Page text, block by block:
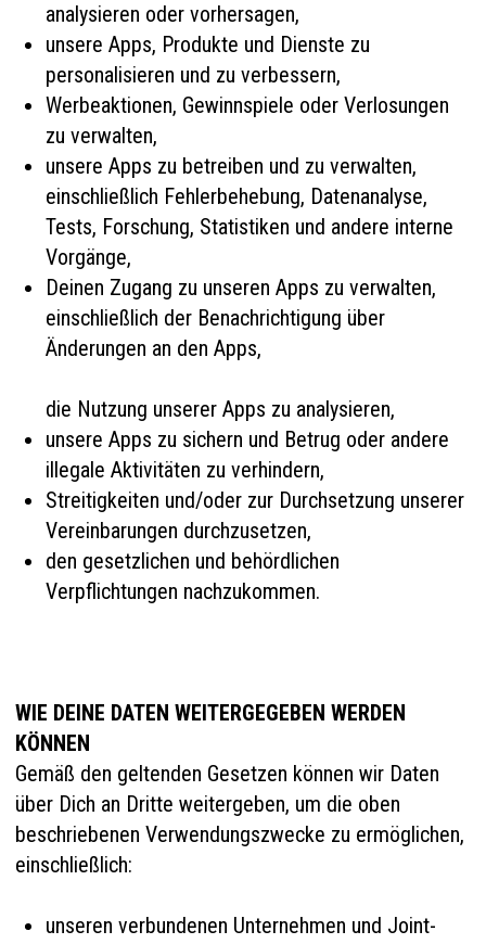
analysieren oder vorhersagen,
unsere Apps, Produkte und Dienste zu
personalisieren und zu verbessern,
Werbeaktionen, Gewinnspiele oder Verlosungen
zu verwalten,
unsere Apps zu betreiben und zu verwalten,
einschließlich Fehlerbehebung, Datenanalyse,
Tests, Forschung, Statistiken und andere interne
Vorgänge,
Deinen Zugang zu unseren Apps zu verwalten,
einschließlich der Benachrichtigung über
Änderungen an den Apps,
die Nutzung unserer Apps zu analysieren,
unsere Apps zu sichern und Betrug oder andere
illegale Aktivitäten zu verhindern,
Streitigkeiten und/oder zur Durchsetzung unserer
Vereinbarungen durchzusetzen,
den gesetzlichen und behördlichen
Verpflichtungen nachzukommen.
WIE DEINE DATEN WEITERGEGEBEN WERDEN
KÖNNEN
Gemäß den geltenden Gesetzen können wir Daten
über Dich an Dritte weitergeben, um die oben
beschriebenen Verwendungszwecke zu ermöglichen,
einschließlich:
unseren verbundenen Unternehmen und Joint-